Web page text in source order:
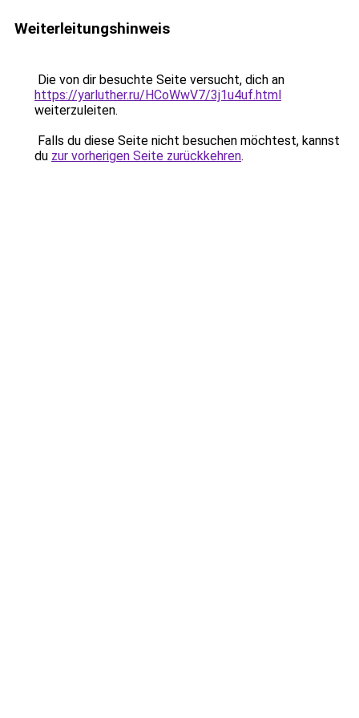
Weiterleitungshinweis
Die von dir besuchte Seite versucht, dich an
https://yarluther.ru/HCoWwV7/3j1u4uf.html
weiterzuleiten.
Falls du diese Seite nicht besuchen möchtest, kannst
du zur vorherigen Seite zurückkehren.